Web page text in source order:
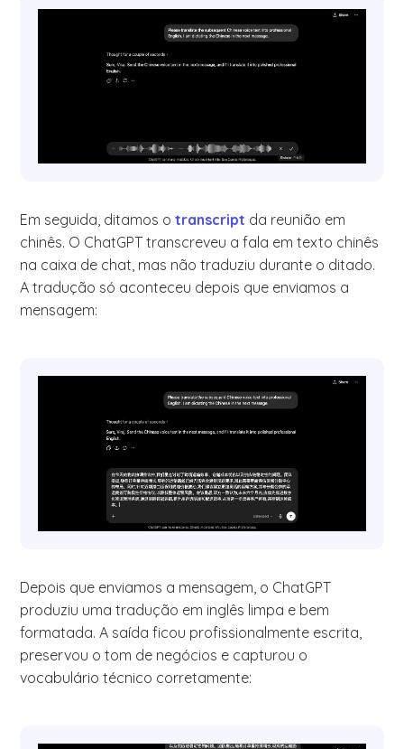
Em seguida, ditamos otranscript da reunião em
chinês. O ChatGPT transcreveu a fala em texto chinês
na caixa de chat, mas não traduziu durante o ditado.
A tradução só aconteceu depois que enviamos a
mensagem:
Depois que enviamos a mensagem, o ChatGPT
produziu uma tradução em inglês limpa e bem
formatada. A saída ficou profissionalmente escrita,
preservou o tom de negócios e capturou o
vocabulário técnico corretamente: